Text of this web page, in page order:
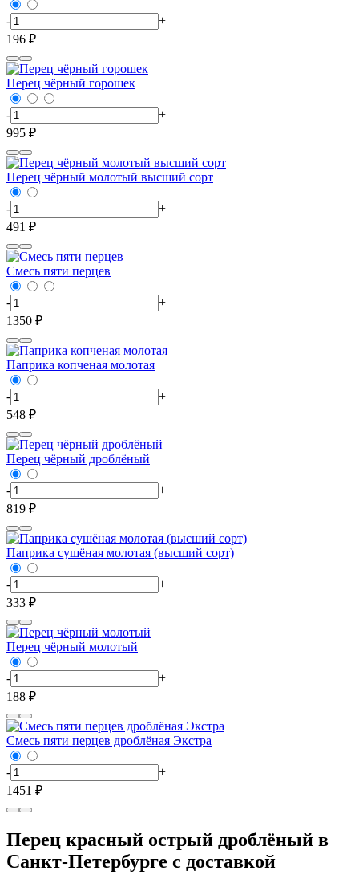
-
+
196 ₽
Перец чёрный горошек
-
+
995 ₽
Перец чёрный молотый высший сорт
-
+
491 ₽
Смесь пяти перцев
-
+
1350 ₽
Паприка копченая молотая
-
+
548 ₽
Перец чёрный дроблёный
-
+
819 ₽
Паприка сушёная молотая (высший сорт)
-
+
333 ₽
Перец чёрный молотый
-
+
188 ₽
Смесь пяти перцев дроблёная Экстра
-
+
1451 ₽
Перец красный острый дроблёный в
Санкт-Петербурге с доставкой